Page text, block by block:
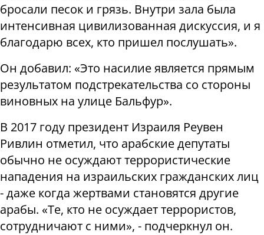
бросали песок и грязь. Внутри зала была
интенсивная цивилизованная дискуссия, и я
благодарю всех, кто пришел послушать».
Он добавил: «Это насилие является прямым
результатом подстрекательства со стороны
виновных на улице Бальфур».
В 2017 году президент Израиля Реувен
Ривлин отметил, что арабские депутаты
обычно не осуждают террористические
нападения на израильских гражданских лиц
- даже когда жертвами становятся другие
арабы. «Те, кто не осуждает террористов,
сотрудничают с ними», - подчеркнул он.